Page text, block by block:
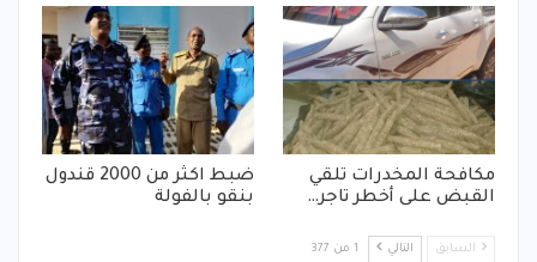
مكافحة المخدرات تلقي
القبض على أخطر تاجر…
ضبط اكثر من 2000 قندول
بنقو بالفولة
السابق التالي 1 من 377